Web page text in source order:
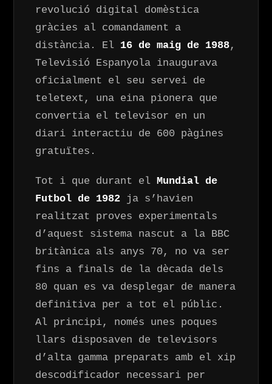
revolució digital domèstica
gràcies al comandament a
distància. El 16 de maig de 1988,
Televisió Espanyola inaugurava
oficialment el seu servei de
teletext, una eina pionera que
convertia el televisor en un
diari interactiu de 600 pàgines
gratuïtes.
Tot i que durant elMundial de
Futbol de 1982 ja s’havien
realitzat proves experimentals
d’aquest sistema nascut a la BBC
britànica als anys 70, no va ser
fins a finals de la dècada dels
80 quan es va desplegar de manera
definitiva per a tot el públic.
Al principi, només unes poques
llars disposaven de televisors
d’alta gamma preparats amb el xip
descodificador necessari per